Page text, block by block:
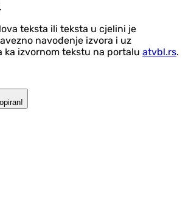
teksta ili teksta u cjelini je
navođenje izvora i uz
ka izvornom tekstu na portalu atvbl.rs.